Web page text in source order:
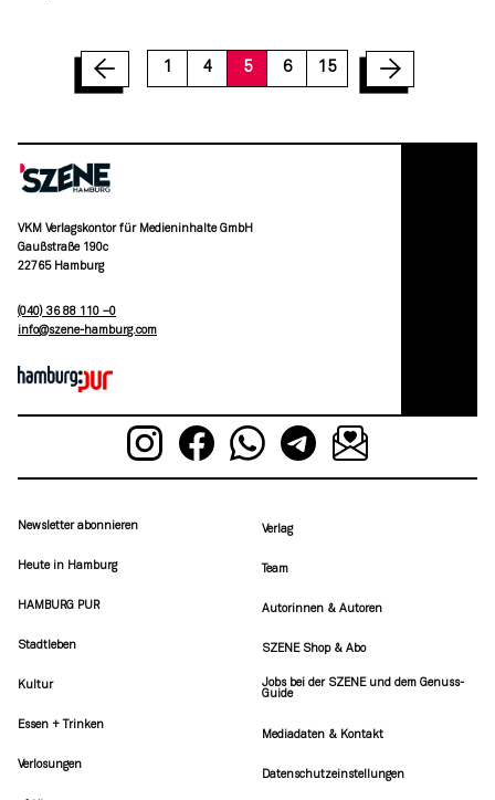
1 4 5 6 15
12 1415
VKM Verlagskontor für Medieninhalte GmbH
Gaußstraße 190c
22765 Hamburg
(040) 36 88 110 –0
moc.grubmah-enezs@ofni
Newsletter abonnieren
Heute in Hamburg
HAMBURG PUR
Stadtleben
Kultur
Essen + Trinken
Verlosungen
Verlag
Team
Autorinnen & Autoren
SZENE Shop & Abo
Jobs bei der SZENE und dem Genuss-
Guide
Mediadaten & Kontakt
Datenschutzeinstellungen